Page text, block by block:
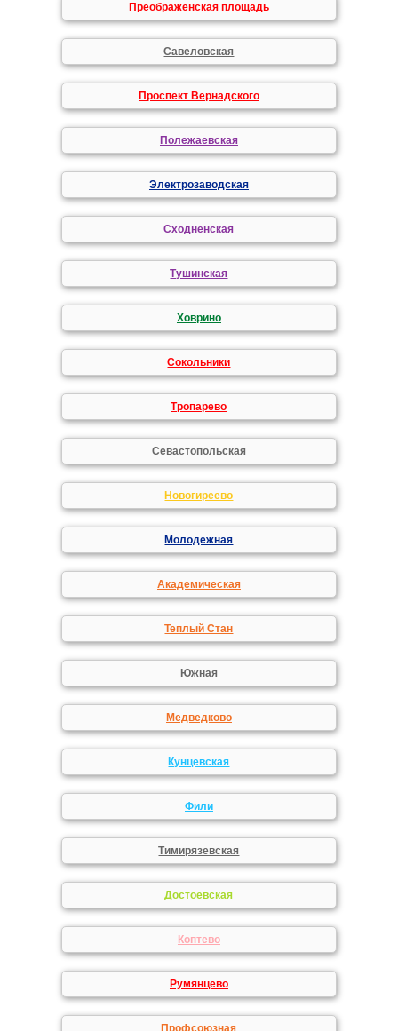
Преображенская площадь
Савеловская
Проспект Вернадского
Полежаевская
Электрозаводская
Сходненская
Тушинская
Ховрино
Сокольники
Тропарево
Севастопольская
Новогиреево
Молодежная
Академическая
Теплый Стан
Южная
Медведково
Кунцевская
Фили
Тимирязевская
Достоевская
Коптево
Румянцево
Профсоюзная